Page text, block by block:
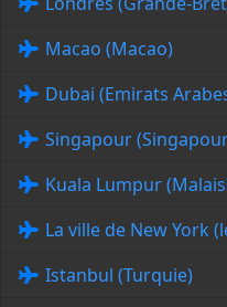
Macao (Macao)
Dubai (Emirats
Singapour
Kuala Lumpur
La ville de New York
Istanbul (Turquie)